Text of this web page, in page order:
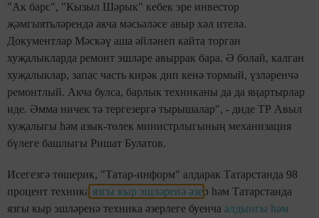
"Ак барс", "Кызыл Шәрык" кебек эре инвестор
җәмгыятьләрендә акча мәсьәләсе авыр хәл ителә.
Документлар Мәскәү аша әйләнеп кайта торган
хуҗалыкларда ремонт эшләре авыррак бара. Ә болай, калган
хуҗалыклар, запас часть кирәк дип кенә тормый, үзләренчә
ремонтлый. Акча булса, барлык техниканы да да яңартырлар
иде. Әмма ничек тә тергезергә тырышалар", - диде ТР Авыл
хуҗалыгы һәм азык-төлек министрлыгының механизация
бүлеге башлыгы Ришат Булатов.
Исегезгә төшерик, "Татар-информ" алдарак Татарстанда 98
процент техника язгы кыр эшләренә әзер һәм Татарстанда
язгы кыр эшләренә техника әзерлеге буенча алдынгы һәм